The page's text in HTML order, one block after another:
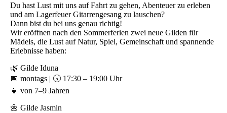
Du hast Lust mit uns auf Fahrt zu gehen, Abenteuer zu erleben
und am Lagerfeuer Gitarrengesang zu lauschen?
Dann bist du bei uns genau richtig!
Wir eröffnen nach den Sommerferien zwei neue Gilden für
Mädels, die Lust auf Natur, Spiel, Gemeinschaft und spannende
Erlebnisse haben:
🌿 Gilde Iduna
📅 montags | 🕠 17:30 – 19:00 Uhr
👧 von 7–9 Jahren
🌼 Gilde Jasmin